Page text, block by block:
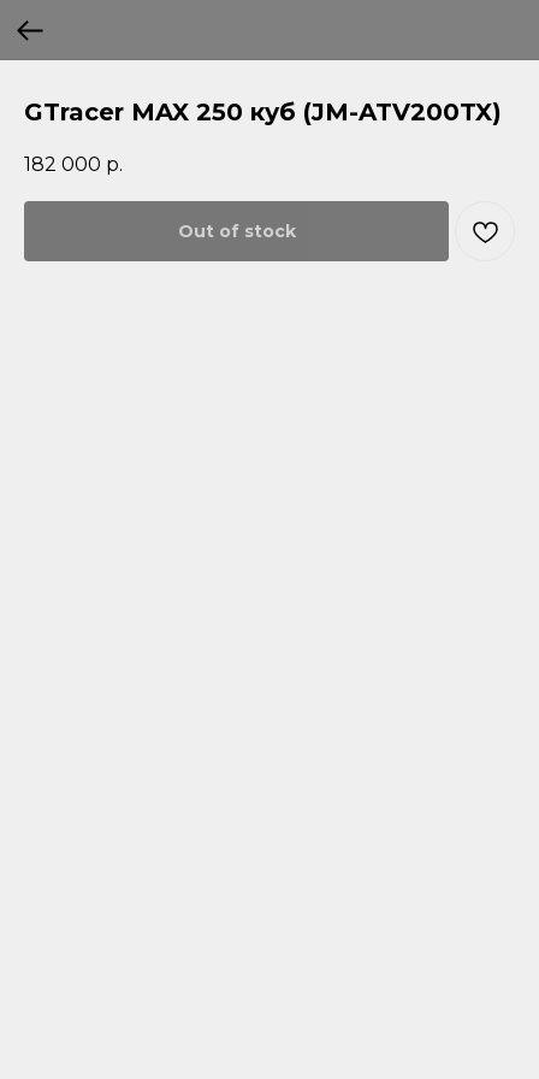
GTracer MAX 250 куб (JM-ATV200TX)
182 000 р.
Out of stock